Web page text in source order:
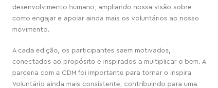
desenvolvimento humano, ampliando nossa visão sobre
como engajar e apoiar ainda mais os voluntários ao nosso
movimento.
A cada edição, os participantes saem motivados,
conectados ao propósito e inspirados a multiplicar o bem. A
parceria com a CDM foi importante para tornar o Inspira
Voluntário ainda mais consistente, contribuindo para uma